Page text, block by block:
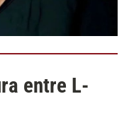
entre L-